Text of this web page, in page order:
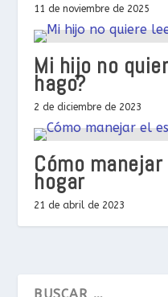
11 de noviembre de 2025
Mi hijo no
hago?
2 de diciembre de 2023
Cómo
hogar
21 de abril de 2023